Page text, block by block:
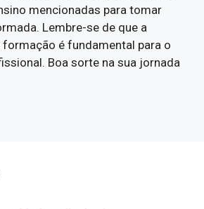
mencionadas para tomar
Lembre-se de que a
formação é fundamental para o
Boa sorte na sua jornada